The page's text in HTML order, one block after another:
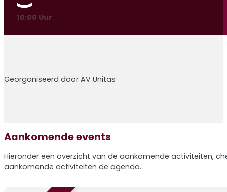
10:00 Uur
Georganiseerd door AV Unitas
Aankomende events
Hieronder een overzicht van de aankomende activiteiten,
aankomende activiteiten de agenda.